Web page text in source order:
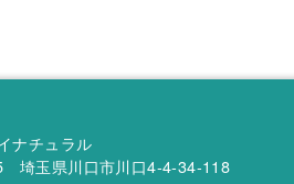
ナチュラル
埼玉県川口市川口4-4-34-118